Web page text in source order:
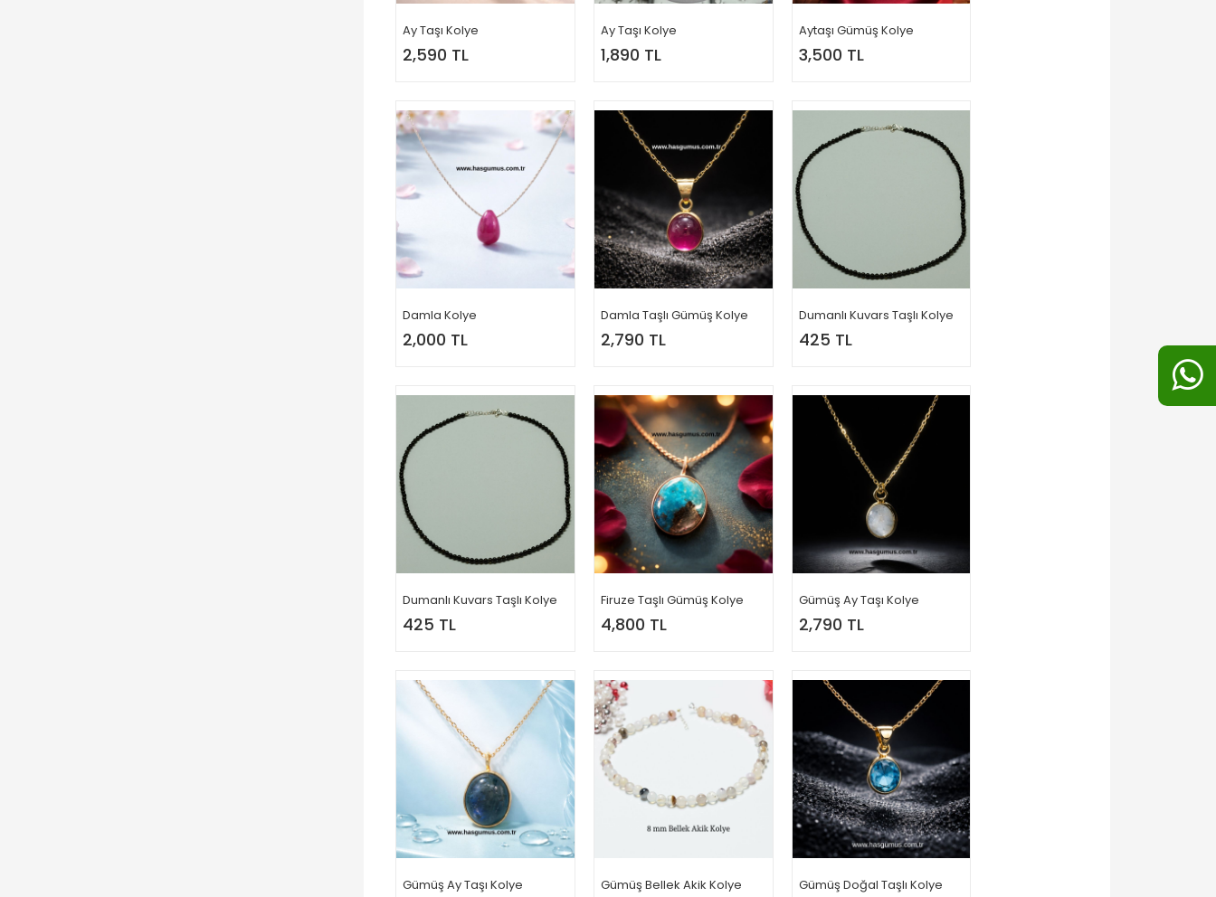
Ay Taşı Kolye
2,590 TL
Ay Taşı Kolye
1,890 TL
Aytaşı Gümüş Kolye
3,500 TL
Damla Kolye
2,000 TL
Damla Taşlı Gümüş Kolye
2,790 TL
Dumanlı Kuvars Taşlı Kolye
425 TL
Dumanlı Kuvars Taşlı Kolye
425 TL
Firuze Taşlı Gümüş Kolye
4,800 TL
Gümüş Ay Taşı Kolye
2,790 TL
Gümüş Ay Taşı Kolye Gümüş Bellek Akik Kolye Gümüş Doğal Taşlı Kolye